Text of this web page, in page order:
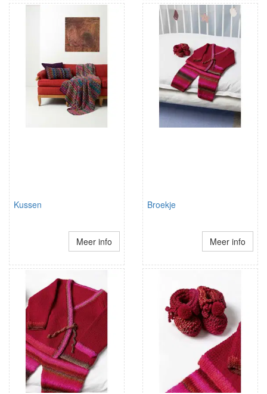
Kussen
Meer info
Broekje
Meer info